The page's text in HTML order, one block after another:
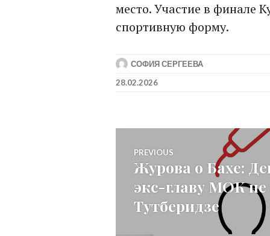
место. Участие в финале
спортивную форму.
СОФИЯ СЕРГЕЕВА
28.02.2026
Post
navigation
PREVIOUS
Previous
post:
Журова о Бахе:
экс-главу МОК
Тутберидзе